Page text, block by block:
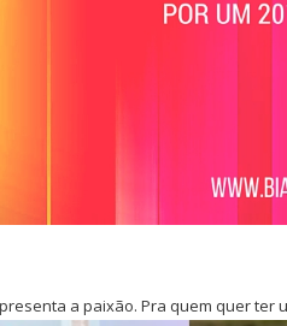
a paixão. Pra quem quer